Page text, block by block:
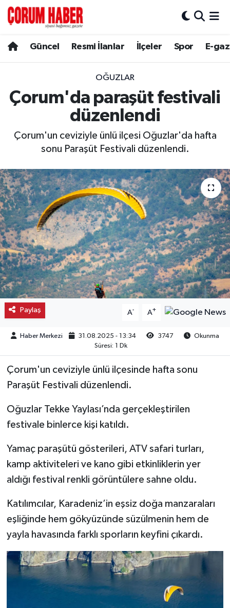
Güncel Resmi İlanlar İlçeler Spor E-
OĞUZLAR
Çorum'da paraşüt festivali
düzenlendi
Çorum'un ceviziyle ünlü ilçesi Oğuzlar'da hafta
sonu Paraşüt Festivali düzenlendi.
Paylaş A- A+
Haber Merkezi 31.08.2025 - 13:34 3747
Okunma
Süresi: 1 Dk
Çorum'un ceviziyle ünlü ilçesinde hafta sonu
Paraşüt Festivali düzenlendi.
Oğuzlar Tekke Yaylası’nda gerçekleştirilen
festivale binlerce kişi katıldı.
Yamaç paraşütü gösterileri, ATV safari turları,
kamp aktiviteleri ve kano gibi etkinliklerin yer
aldığı festival renkli görüntülere sahne oldu.
Katılımcılar, Karadeniz’in eşsiz doğa manzaraları
eşliğinde hem gökyüzünde süzülmenin hem de
yayla havasında farklı sporların keyfini çıkardı.
Spor
Resmi İlanlar
Boğazkale
Dodurga
İskilip
Kargı
Laçin
Mecitözü
Osmancık
Sungurlu
Hava Durumu
Çorum Namaz Vakitleri
Trafik Durumu
Süper Lig Puan Durumu ve Fikstür
Tüm Manşetler
Son Dakika Haberleri
Haber Arşivi